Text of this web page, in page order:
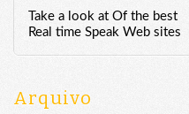
Take a look at Of the best
Real time Speak Web sites
Arquivo